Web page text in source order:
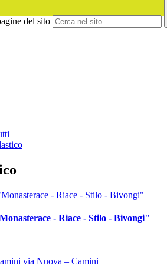
del sito
- Riace - Stilo - Bivongi"